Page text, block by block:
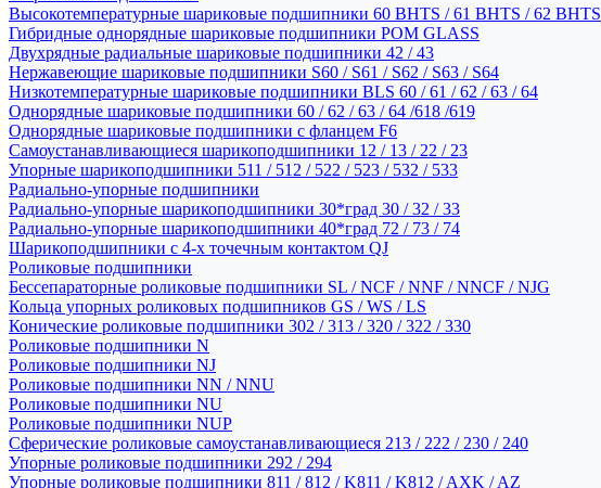
Высокотемпературные шариковые подшипники 60 BHTS / 61 BHTS / 62 BHTS
Гибридные однорядные шариковые подшипники POM GLASS
Двухрядные радиальные шариковые подшипники 42 / 43
Нержавеющие шариковые подшипники S60 / S61 / S62 / S63 / S64
Низкотемпературные шариковые подшипники BLS 60 / 61 / 62 / 63 / 64
Однорядные шариковые подшипники 60 / 62 / 63 / 64 /618 /619
Однорядные шариковые подшипники с фланцем F6
Самоустанавливающиеся шарикоподшипники 12 / 13 / 22 / 23
Упорные шарикоподшипники 511 / 512 / 522 / 523 / 532 / 533
Радиально-упорные подшипники
Радиально-упорные шарикоподшипники 30*град 30 / 32 / 33
Радиально-упорные шарикоподшипники 40*град 72 / 73 / 74
Шарикоподшипники с 4-х точечным контактом QJ
Роликовые подшипники
Бессепараторные роликовые подшипники SL / NCF / NNF / NNCF / NJG
Кольца упорных роликовых подшипников GS / WS / LS
Конические роликовые подшипники 302 / 313 / 320 / 322 / 330
Роликовые подшипники N
Роликовые подшипники NJ
Роликовые подшипники NN / NNU
Роликовые подшипники NU
Роликовые подшипники NUP
Сферические роликовые самоустанавливающиеся 213 / 222 / 230 / 240
Упорные роликовые подшипники 292 / 294
Упорные роликовые подшипники 811 / 812 / K811 / K812 / AXK / AZ